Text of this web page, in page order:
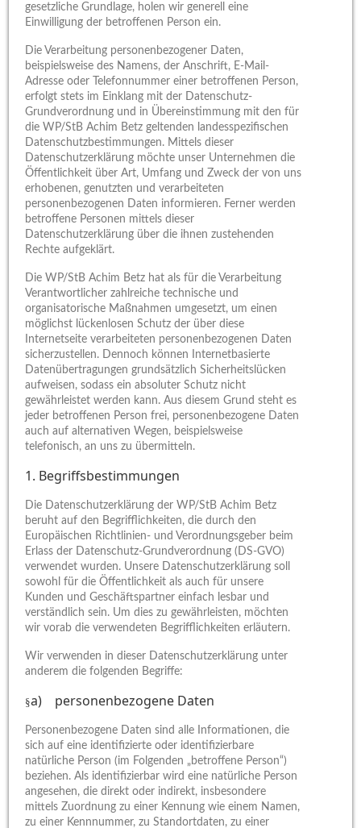
gesetzliche Grundlage, holen wir generell eine
Einwilligung der betroffenen Person ein.
Die Verarbeitung personenbezogener Daten,
beispielsweise des Namens, der Anschrift, E-Mail-
Adresse oder Telefonnummer einer betroffenen Person,
erfolgt stets im Einklang mit der Datenschutz-
Grundverordnung und in Übereinstimmung mit den für
die WP/StB Achim Betz geltenden landesspezifischen
Datenschutzbestimmungen. Mittels dieser
Datenschutzerklärung möchte unser Unternehmen die
Öffentlichkeit über Art, Umfang und Zweck der von uns
erhobenen, genutzten und verarbeiteten
personenbezogenen Daten informieren. Ferner werden
betroffene Personen mittels dieser
Datenschutzerklärung über die ihnen zustehenden
Rechte aufgeklärt.
Die WP/StB Achim Betz hat als für die Verarbeitung
Verantwortlicher zahlreiche technische und
organisatorische Maßnahmen umgesetzt, um einen
möglichst lückenlosen Schutz der über diese
Internetseite verarbeiteten personenbezogenen Daten
sicherzustellen. Dennoch können Internetbasierte
Datenübertragungen grundsätzlich Sicherheitslücken
aufweisen, sodass ein absoluter Schutz nicht
gewährleistet werden kann. Aus diesem Grund steht es
jeder betroffenen Person frei, personenbezogene Daten
auch auf alternativen Wegen, beispielsweise
telefonisch, an uns zu übermitteln.
1. Begriffsbestimmungen
Die Datenschutzerklärung der WP/StB Achim Betz
beruht auf den Begrifflichkeiten, die durch den
Europäischen Richtlinien- und Verordnungsgeber beim
Erlass der Datenschutz-Grundverordnung (DS-GVO)
verwendet wurden. Unsere Datenschutzerklärung soll
sowohl für die Öffentlichkeit als auch für unsere
Kunden und Geschäftspartner einfach lesbar und
verständlich sein. Um dies zu gewährleisten, möchten
wir vorab die verwendeten Begrifflichkeiten erläutern.
Wir verwenden in dieser Datenschutzerklärung unter
anderem die folgenden Begriffe:
§a) personenbezogene Daten
Personenbezogene Daten sind alle Informationen, die
sich auf eine identifizierte oder identifizierbare
natürliche Person (im Folgenden „betroffene Person“)
beziehen. Als identifizierbar wird eine natürliche Person
angesehen, die direkt oder indirekt, insbesondere
mittels Zuordnung zu einer Kennung wie einem Namen,
zu einer Kennnummer, zu Standortdaten, zu einer